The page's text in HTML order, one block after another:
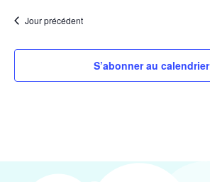
Jour précédent
S’abonner au calendrier